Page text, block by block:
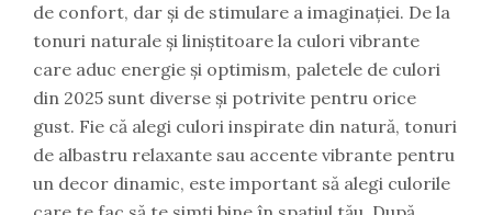
de confort, dar și de stimulare a imaginației. De la
tonuri naturale și liniștitoare la culori vibrante
care aduc energie și optimism, paletele de culori
din 2025 sunt diverse și potrivite pentru orice
gust. Fie că alegi culori inspirate din natură, tonuri
de albastru relaxante sau accente vibrante pentru
un decor dinamic, este important să alegi culorile